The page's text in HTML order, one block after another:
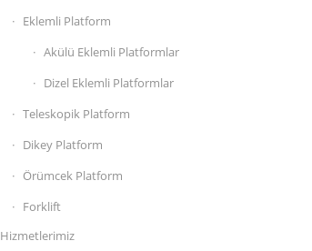
Eklemli Platform
Akülü Eklemli Platformlar
Dizel Eklemli Platformlar
Teleskopik Platform
Dikey Platform
Örümcek Platform
Forklift
Hizmetlerimiz